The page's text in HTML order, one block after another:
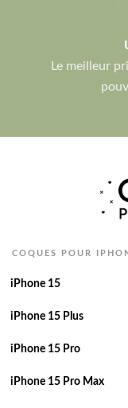
Le meilleur
COQUES POUR
iPhone 15
iPhone 15 Plus
iPhone 15 Pro
iPhone 15 Pro Max